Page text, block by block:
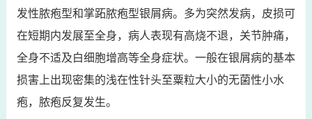
发性脓疱型和掌跖脓疱型银屑病。多为突然发病，皮损可
在短期内发展至全身，病人表现有高烧不退，关节肿痛，
全身不适及白细胞增高等全身症状。一般在银屑病的基本
损害上出现密集的浅在性针头至粟粒大小的无菌性小水
疱，脓疱反复发生。